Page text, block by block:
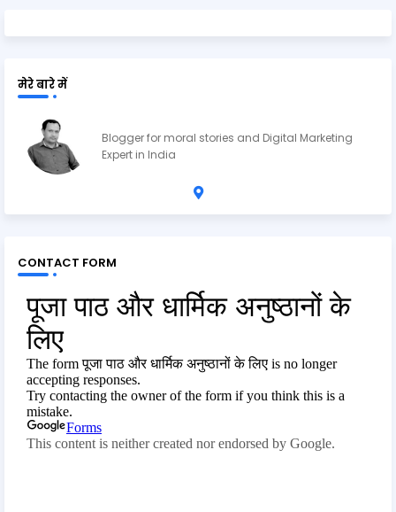
मेरे बारे में
Blogger for moral stories and Digital Marketing
Expert in India
CONTACT FORM